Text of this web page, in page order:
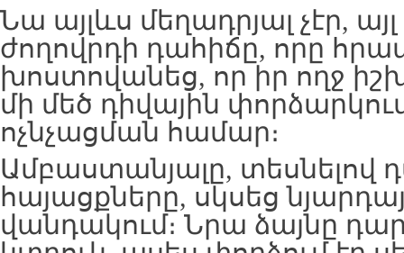
Նա այլևս մեղադրյալ չէր,
ժողովրդի դահիճը, որը
խոստովանեց, որ իր ողջ
մի մեծ դիվային
ոչնչացման համար։
Ամբաստանյալը, տեսնելով
հայացքները, սկսեց
վանդակում։ Նրա ձայնը